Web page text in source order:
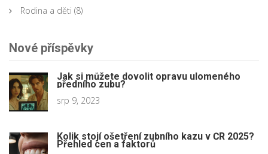
Rodina a děti (8)
Nové příspěvky
Jak si můžete dovolit opravu ulomeného
předního zubu?
srp 9, 2023
Kolik stojí ošetření zubního kazu v ČR 2025?
Přehled cen a faktorů